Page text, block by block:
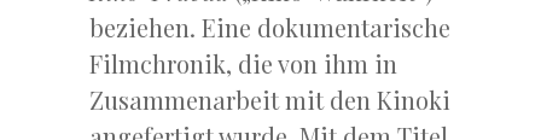
beziehen. Eine dokumentarische
Filmchronik, die von ihm in
Zusammenarbeit mit den Kinoki